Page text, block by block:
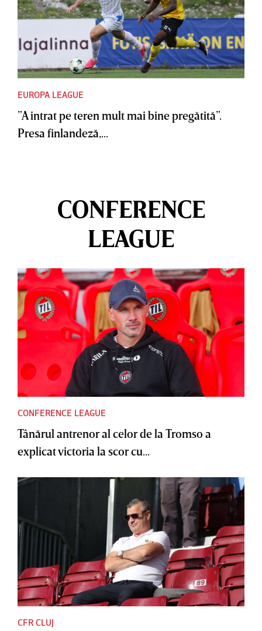
EUROPA LEAGUE
”A intrat pe teren mult mai bine pregătită”.
Presa finlandeză,...
CONFERENCE
LEAGUE
CONFERENCE LEAGUE
Tânărul antrenor al celor de la Tromso a
explicat victoria la scor cu...
CFR CLUJ